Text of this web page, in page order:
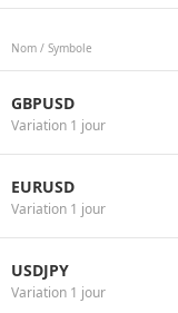
Nom / Symbole
GBPUSD
Variation 1 jour
EURUSD
Variation 1 jour
USDJPY
Variation 1 jour